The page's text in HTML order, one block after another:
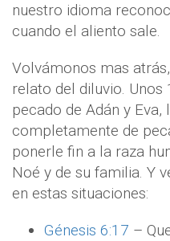
nuestro idioma
cuando el aliento sale.
Volvámonos mas
relato del diluvio. Unos
pecado de Adán y
completamente de
ponerle fin a la raza
Noé y de su familia. Y
en estas situaciones:
Génesis 6:17 –